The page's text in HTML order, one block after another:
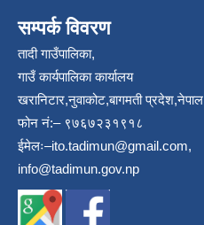
सम्पर्क विवरण
तादी गाउँपालिका,
गाउँ कार्यपालिका कार्यालय
खरानिटार,नुवाकोट,बागमती प्रदेश,नेपाल
फोन नं:– ९७६७२३१९१८
ईमेलः–ito.tadimun@gmail.com,
info@tadimun.gov.np